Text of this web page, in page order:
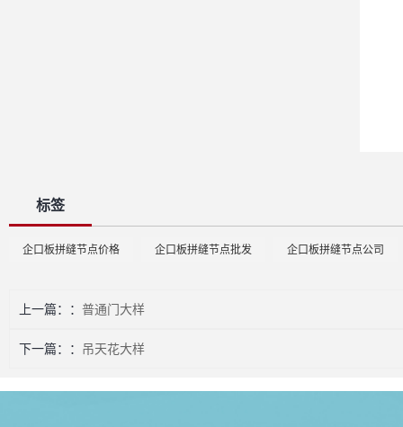
标签
企口板拼缝节点价格 企口板拼缝节点批发 企口板拼缝节点公司
上一篇： 普通门大样
下一篇： 吊天花大样